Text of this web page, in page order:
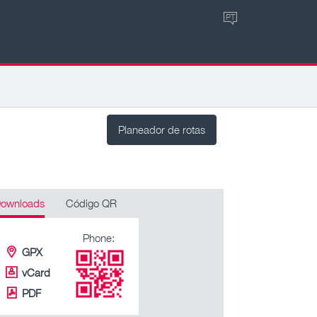
PT
Planeador de rotas
Código QR
GPX
vCard
PDF
Phone: